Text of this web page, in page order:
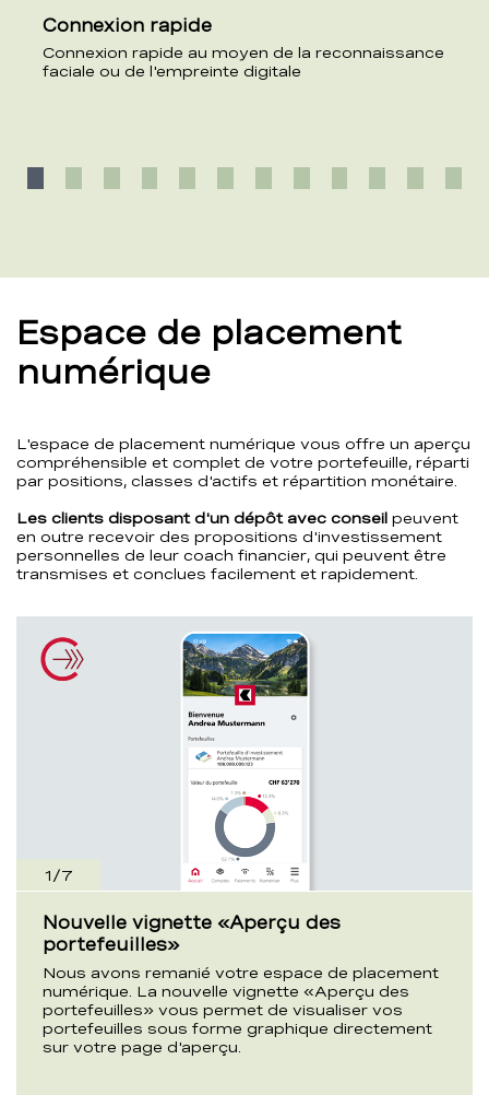
Connexion rapide
Connexion rapide au moyen de la reconnaissance
faciale ou de l'empreinte digitale
Espace de placement
numérique
L'espace de placement numérique vous offre un aperçu
compréhensible et complet de votre portefeuille, réparti
par positions, classes d'actifs et répartition monétaire.
Les clients disposant d'un dépôt avec conseil peuvent
en outre recevoir des propositions d'investissement
personnelles de leur coach financier, qui peuvent être
transmises et conclues facilement et rapidement.
Nouvelle vignette «Aperçu des
portefeuilles»
Nous avons remanié votre espace de placement
numérique. La nouvelle vignette «Aperçu des
portefeuilles» vous permet de visualiser vos
portefeuilles sous forme graphique directement
sur votre page d'aperçu.
1/7